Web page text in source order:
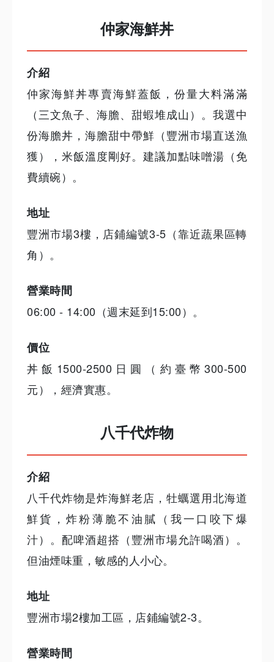
仲家海鮮丼
介紹
仲家海鮮丼專賣海鮮蓋飯，份量大料滿滿
（三文魚子、海膽、甜蝦堆成山）。我選中
份海膽丼，海膽甜中帶鮮（豐洲市場直送漁
獲），米飯溫度剛好。建議加點味噌湯（免
費續碗）。
地址
豐洲市場3樓，店鋪編號3-5（靠近蔬果區轉
角）。
營業時間
06:00 - 14:00（週末延到15:00）。
價位
丼飯1500-2500日圓（約臺幣300-500
元），經濟實惠。
八千代炸物
介紹
八千代炸物是炸海鮮老店，牡蠣選用北海道
鮮貨，炸粉薄脆不油膩（我一口咬下爆
汁）。配啤酒超搭（豐洲市場允許喝酒）。
但油煙味重，敏感的人小心。
地址
豐洲市場2樓加工區，店鋪編號2-3。
營業時間